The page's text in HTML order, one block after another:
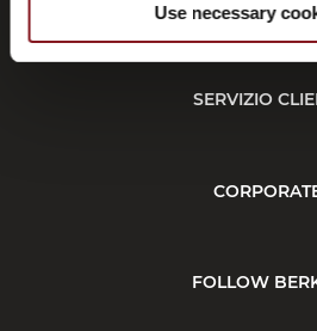
Use necessary
SERVIZIO
FOLLOW